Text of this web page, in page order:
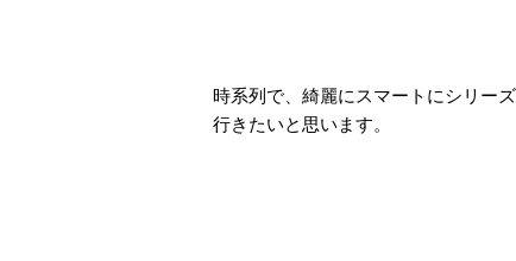
時系列で、綺麗にスマートにシリー
行きたいと思います。